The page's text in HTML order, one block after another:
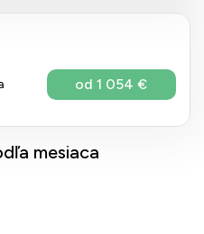
od 1 054 €
mesiaca